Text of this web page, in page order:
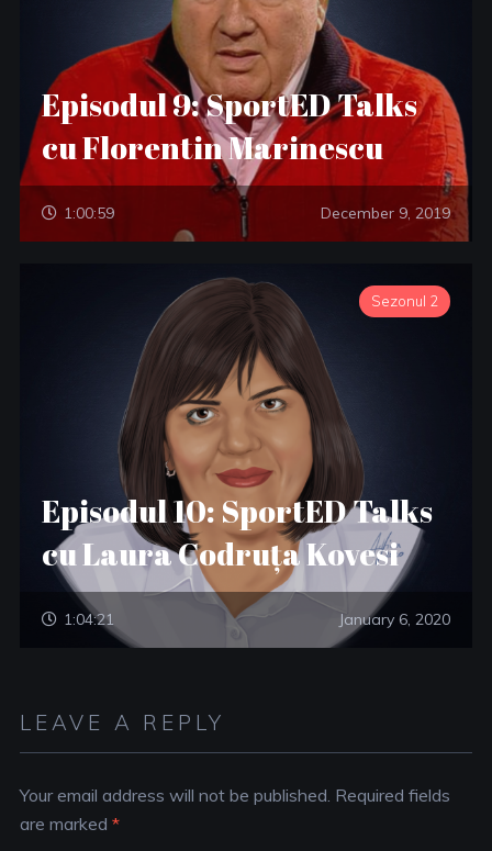
Episodul 9: SportED Talks
cu Florentin Marinescu
1:00:59 December 9, 2019
Sezonul 2
Episodul 10: SportED Talks
cu Laura Codruța Kovesi
1:04:21 January 6, 2020
LEAVE A REPLY
Your email address will not be published. Required fields
are marked *